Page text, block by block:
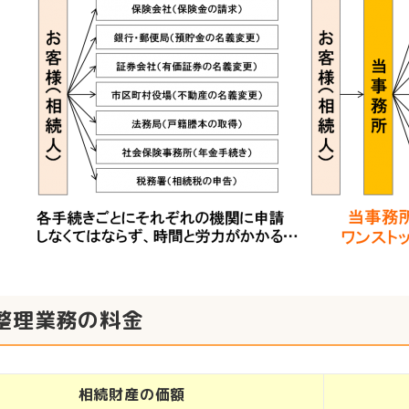
理業務の料金
相続財産の価額